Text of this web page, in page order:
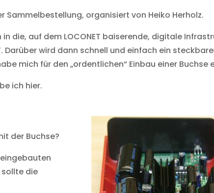
Sammelbestellung, organisiert von Heiko Herholz.
die, auf dem LOCONET baiserende, digitale
Darüber wird dann schnell und einfach ein
mich für den „ordentlichen“ Einbau einer Buchse
ich hier.
der Buchse?
die